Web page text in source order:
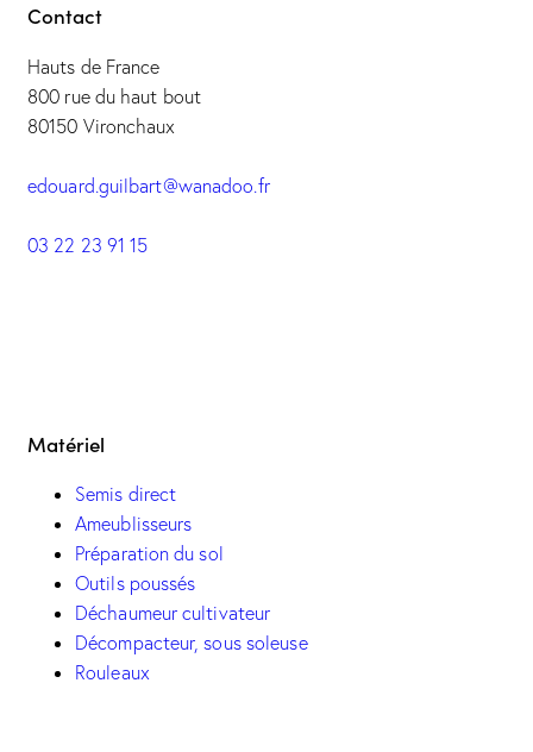
Contact
Hauts de France
800 rue du haut bout
80150 Vironchaux
edouard.guilbart@wanadoo.fr
03 22 23 91 15
Matériel
Semis direct
Ameublisseurs
Préparation du sol
Outils poussés
Déchaumeur cultivateur
Décompacteur, sous soleuse
Rouleaux